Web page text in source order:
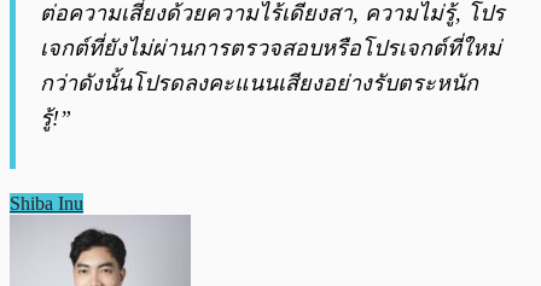
ต่อความเสี่ยงด้วยความไร้เดียงสา, ความไม่รู้, โปร
เจกต์ที่ยังไม่ผ่านการตรวจสอบหรือโปรเจกต์ที่ใหม่
กว่าดังนั้นโปรดลงคะแนนเสียงอย่างรับตระหนัก
รู้!”
Shiba Inu